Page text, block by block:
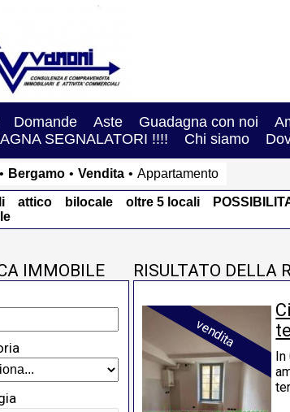
Domande Aste Guadagna con noi
SEGNALATORI !!!!
Chi siamo
• Bergamo • Vendita • Appartamento
attico bilocale oltre 5 locali
IMMOBILE RISULTATO DELLA
vendita
In